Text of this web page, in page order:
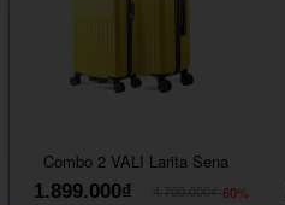
Combo 2 VALI Larita Sena
1.899.000₫
-60%